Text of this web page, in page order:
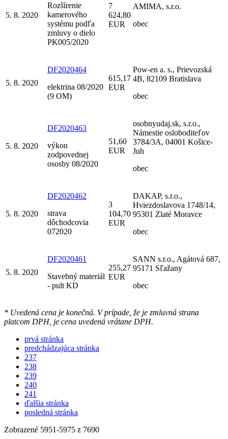
5. 8. 2020
Rozšírenie
kamerového
systému podľa
zmluvy o dielo
PK005/2020
7
624,80
EUR
AMIMA, s.r.o.
obec
5. 8. 2020
DF2020464
elektrina 08/2020
(9 OM)
615,17
EUR
Pow-en a. s., Prievozská
4B, 82109 Bratislava
obec
5. 8. 2020
DF2020463
výkon
zodpovednej
ososby 08/2020
51,60
EUR
osobnyudaj.sk, s.r.o.,
Námestie osloboditeľov
3784/3A, 04001 Košice-
Juh
obec
5. 8. 2020
DF2020462
strava
dôchodcovia
072020
3
104,70
EUR
DAKAP, s.r.o.,
Hviezdoslavova 1748/14,
95301 Zlaté Moravce
obec
5. 8. 2020
DF2020461
Stavebný materiál
- pult KD
255,27
EUR
SANN s.r.o., Agátová 687,
95171 Sľažany
obec
* Uvedená cena je konečná. V prípade, že je zmluvná strana
platcom DPH, je cena uvedená vrátane DPH.
prvá stránka
predchádzajúca stránka
237
238
239
240
241
ďalšia stránka
posledná stránka
Zobrazené 5951-5975 z 7690